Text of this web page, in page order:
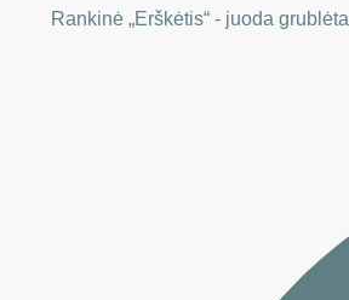
Rankinė „Erškėtis“ - juoda grublėta